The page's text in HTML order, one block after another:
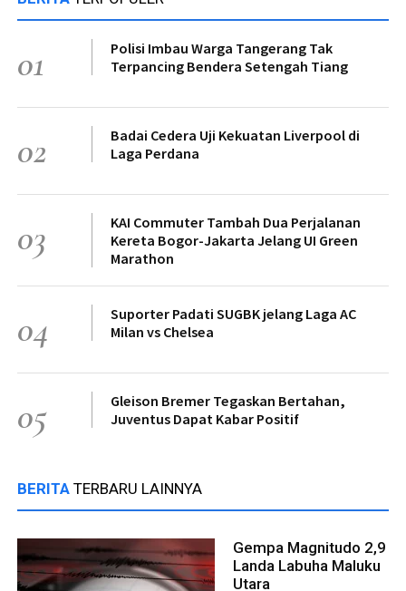
01
Polisi Imbau Warga Tangerang Tak
Terpancing Bendera Setengah Tiang
02
Badai Cedera Uji Kekuatan Liverpool di
Laga Perdana
03
KAI Commuter Tambah Dua Perjalanan
Kereta Bogor-Jakarta Jelang UI Green
Marathon
04
Suporter Padati SUGBK jelang Laga AC
Milan vs Chelsea
05
Gleison Bremer Tegaskan Bertahan,
Juventus Dapat Kabar Positif
BERITA TERBARU LAINNYA
Gempa Magnitudo 2,9
Landa Labuha Maluku
Utara